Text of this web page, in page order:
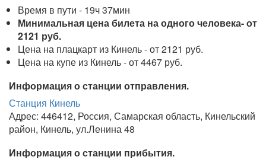
Время в пути - 19ч 37мин
Минимальная цена билета на одного человека- от
2121 руб.
Цена на плацкарт из Кинель - от 2121 руб.
Цена на купе из Кинель - от 4467 руб.
Информация о станции отправления.
Станция Кинель
Адрес: 446412, Россия, Самарская область, Кинельский
район, Кинель, ул.Ленина 48
Информация о станции прибытия.